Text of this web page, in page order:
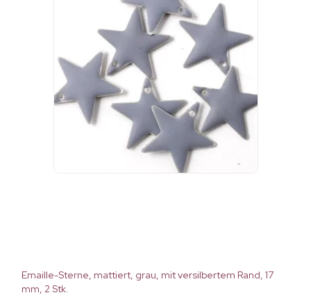
Emaille-Sterne, mattiert, grau, mit versilbertem Rand, 17
mm, 2 Stk.